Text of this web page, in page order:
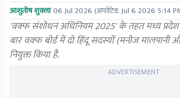
आशुतोष शुक्ला06 Jul 2026(अपडेटेड:Jul 6 2026 5:14
'वक्फ संशोधन अधिनियम 2025' के तहत मध्य
बार वक्फ बोर्ड में दो हिंदू सदस्यों (मनोज मालपानी
नियुक्त किया है.
ADVERTISEMENT